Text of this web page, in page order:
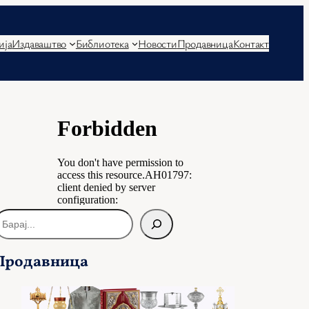
Издаваштво Библиотека НовостиПродавницаКонтакт